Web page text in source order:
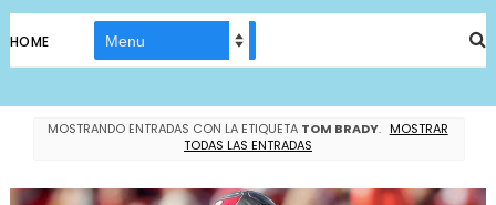
HOME
MOSTRANDO ENTRADAS CON LA ETIQUETA TOM BRADY. MOSTRAR
TODAS LAS ENTRADAS